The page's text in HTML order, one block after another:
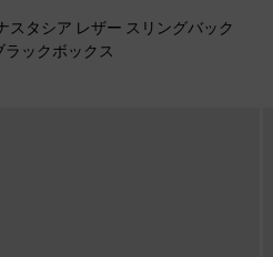
スタシア レザー スリングバック
ラックボックス